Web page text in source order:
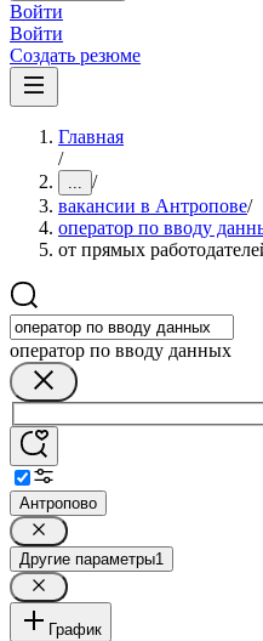
Войти
Войти
Создать резюме
Главная
/
... /
вакансии в Антропове/
оператор по вводу
от прямых
оператор по вводу данных
Антропово
Другие параметры1
График